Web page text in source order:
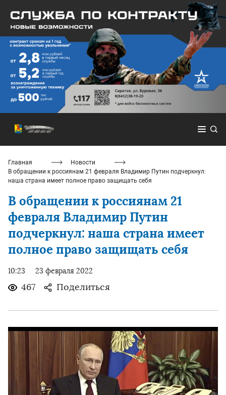
Главная
Новости
В обращении к россиянам 21 февраля Владимир Путин подчеркнул:
наша страна имеет полное право защищать себя
В обращении к россиянам 21
февраля Владимир Путин
подчеркнул: наша страна имеет
полное право защищать себя
10:23 23 февраля 2022
467 Поделиться